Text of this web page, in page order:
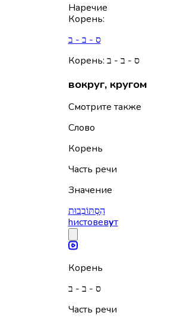
Наречие
Корень:
ס - ב - ב
Корень: ס - ב - ב
вокруг, кругом
Смотрите также
Слово
Корень
Часть речи
Значение
הִסְתּוֹבְבוּת
hистовевут
Корень
ס - ב - ב
Часть речи